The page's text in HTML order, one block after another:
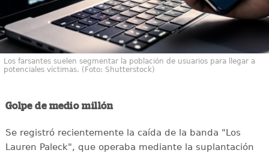
Los farsantes suelen segmentar la población de usuarios para llegar a
potenciales víctimas. (Foto: Shutterstock)
Golpe de medio millón
Se registró recientemente la caída de la banda "Los
Lauren Paleck", que operaba mediante la suplantación